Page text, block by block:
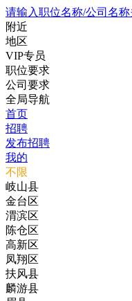
请输入职位名称/公司名称
附近
地区
VIP专员
职位要求
公司要求
全局导航
首页
招聘
发布招聘
我的
不限
岐山县
金台区
渭滨区
陈仓区
高新区
凤翔区
扶风县
麟游县